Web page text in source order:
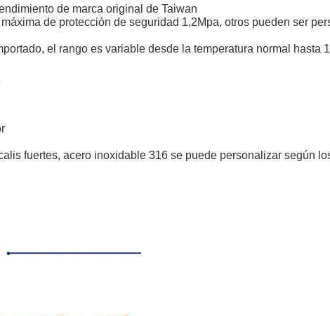
de marca original de Taiwan
de protección de seguridad 1,2Mpa, otros pueden ser
el rango es variable desde la temperatura normal hasta
fuertes, acero inoxidable 316 se puede personalizar según